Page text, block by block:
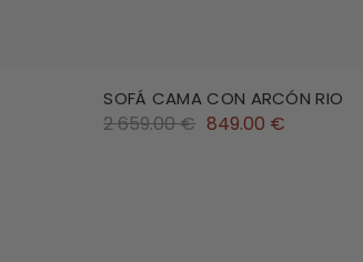
SOFÁ CAMA CON ARCÓN RIO
2 659.00 € 849.00 €